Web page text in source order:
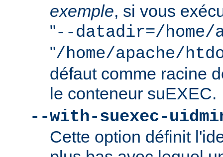
exemple, si vous
"--datadir=/home/
"/home/apache/
défaut comme racine
le conteneur suEXEC.
--with-suexec-
Cette option définit